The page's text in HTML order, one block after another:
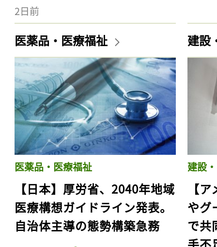
2日前
医薬品・医療福祉
医薬品・医療福祉
【日本】厚労省、2040年地域
医療構想ガイドライン発表。
自治体主導の態勢構築急務
建設
建設
【
やグ
で共